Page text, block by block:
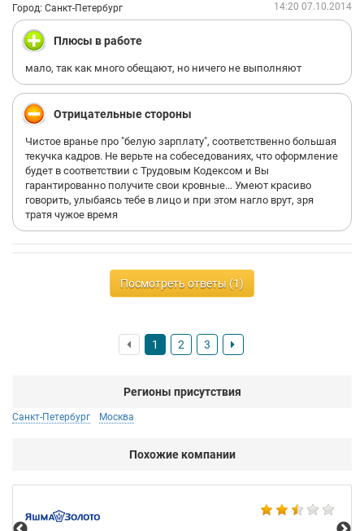
Город: Санкт-Петербург 14:20 07.10.2014
Плюсы в работе
мало, так как много обещают, но ничего не выполняют
Отрицательные стороны
Чистое вранье про "белую зарплату", соответственно большая
текучка кадров. Не верьте на собеседованиях, что оформление
будет в соответствии с Трудовым Кодексом и Вы
гарантированно получите свои кровные... Умеют красиво
говорить, улыбаясь тебе в лицо и при этом нагло врут, зря
тратя чужое время
Посмотреть ответы (1)
1 2 3
Регионы присутствия
Санкт-Петербург Москва
Похожие компании